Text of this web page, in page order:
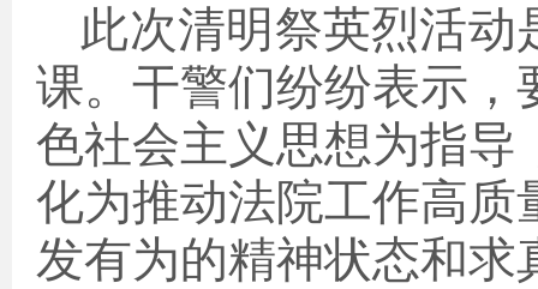
此次清明祭英烈活动
课。干警们纷纷表示，
色社会主义思想为指导
化为推动法院工作高质
发有为的精神状态和求